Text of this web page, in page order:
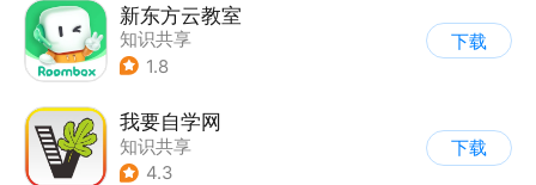
新东方云教室
知识共享
1.8
下载
我要自学网
知识共享
4.3
下载